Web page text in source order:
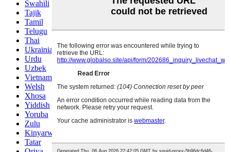
Swahili
Tajik
Tamil
Telugu
Thai
Ukrainian
Urdu
Uzbek
Vietnamese
Welsh
Xhosa
Yiddish
Yoruba
Zulu
Kinyarwanda
Tatar